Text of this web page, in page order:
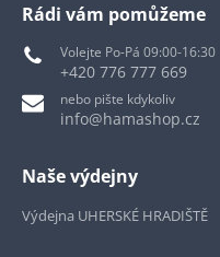
Rádi vám pomůžeme
Volejte Po-Pá 09:00-16:30
+420 776 777 669
nebo pište kdykoliv
info@hamashop.cz
Naše výdejny
Výdejna UHERSKÉ HRADIŠTĚ